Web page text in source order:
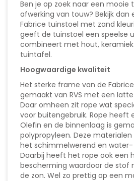
Ben je op zoek naar een mooie
afwerking van touw? Bekijk dan
Fabrice tuinstoel met zand
geeft de tuinstoel een speelse
combineert met hout,
tuintafel.
Hoogwaardige kwaliteit
Het sterke frame van de
gemaakt van RVS met een
Daar omheen zit rope wat
voor buitengebruik. Rope heeft
Olefin en de binnenlaag is
polypropyleen. Deze
het schimmelwerend en
Daarbij heeft het rope ook een
bescherming waardoor de stof
de zon. Wel zo prettig op een